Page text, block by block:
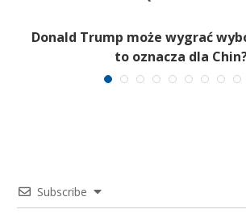
Donald Trump może wygrać
to oznacza dla
Subscribe